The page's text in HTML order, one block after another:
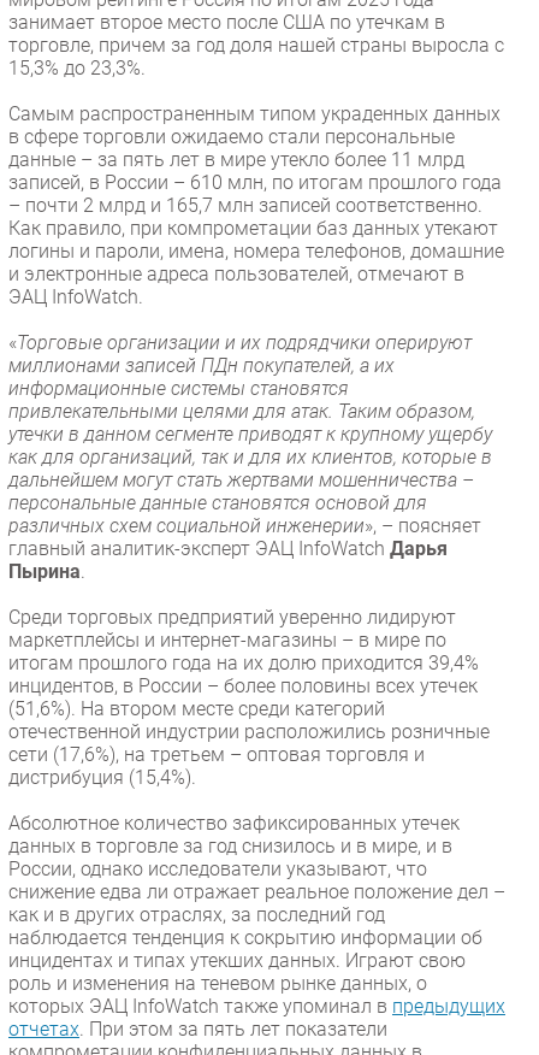
занимает второе место после США по утечкам в
торговле, причем за год доля нашей страны выросла с
15,3% до 23,3%.
Самым распространенным типом украденных данных
в сфере торговли ожидаемо стали персональные
данные – за пять лет в мире утекло более 11 млрд
записей, в России – 610 млн, по итогам прошлого года
– почти 2 млрд и 165,7 млн записей соответственно.
Как правило, при компрометации баз данных утекают
логины и пароли, имена, номера телефонов, домашние
и электронные адреса пользователей, отмечают в
ЭАЦ InfoWatch.
«Торговые организации и их подрядчики оперируют
миллионами записей ПДн покупателей, а их
информационные системы становятся
привлекательными целями для атак. Таким образом,
утечки в данном сегменте приводят к крупному ущербу
как для организаций, так и для их клиентов, которые в
дальнейшем могут стать жертвами мошенничества –
персональные данные становятся основой для
различных схем социальной инженерии», – поясняет
главный аналитик-эксперт ЭАЦ InfoWatch Дарья
Пырина
Среди торговых предприятий уверенно лидируют
маркетплейсы и интернет-магазины – в мире по
итогам прошлого года на их долю приходится 39,4%
инцидентов, в России – более половины всех утечек
(51,6%). На втором месте среди категорий
отечественной индустрии расположились розничные
сети (17,6%), на третьем – оптовая торговля и
дистрибуция (15,4%).
Абсолютное количество зафиксированных утечек
данных в торговле за год снизилось и в мире, и в
России, однако исследователи указывают, что
снижение едва ли отражает реальное положение дел –
как и в других отраслях, за последний год
наблюдается тенденция к сокрытию информации об
инцидентах и типах утекших данных. Играют свою
роль и изменения на теневом рынке данных, о
которых ЭАЦ InfoWatch также упоминал в предыдущих
отчетах . При этом за пять лет показатели